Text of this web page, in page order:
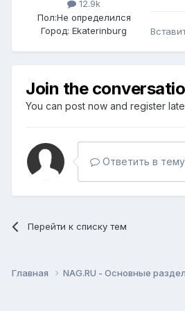
12.9k
Пол:Не определился
Город: Ekaterinburg
Join the
You can post now and register
Ответить в
Перейти к списку тем
Главная NAG.RU - Основные